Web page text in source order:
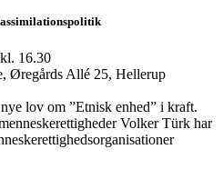
16.30
Øregårds Allé 25, Hellerup
lov om ”Etnisk enhed” i kraft.
Volker Türk har